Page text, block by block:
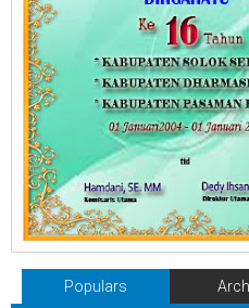
Populars